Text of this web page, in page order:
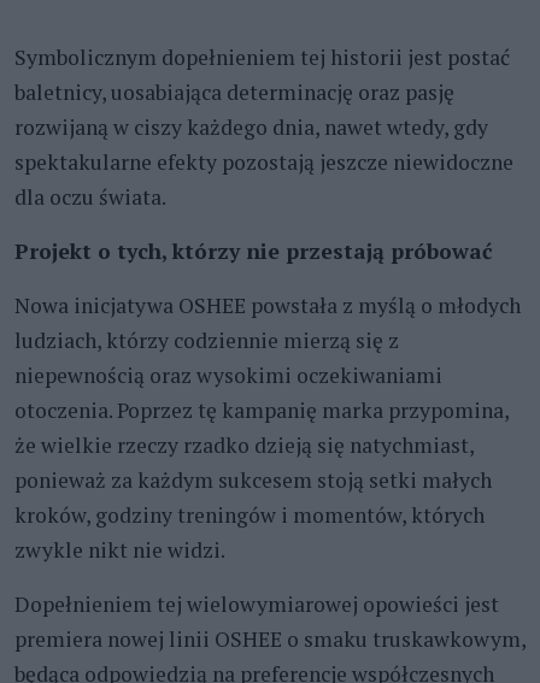
Symbolicznym dopełnieniem tej historii jest postać
baletnicy, uosabiająca determinację oraz pasję
rozwijaną w ciszy każdego dnia, nawet wtedy, gdy
spektakularne efekty pozostają jeszcze niewidoczne
dla oczu świata.
Projekt o tych, którzy nie przestają próbować
Nowa inicjatywa OSHEE powstała z myślą o młodych
ludziach, którzy codziennie mierzą się z
niepewnością oraz wysokimi oczekiwaniami
otoczenia. Poprzez tę kampanię marka przypomina,
że wielkie rzeczy rzadko dzieją się natychmiast,
ponieważ za każdym sukcesem stoją setki małych
kroków, godziny treningów i momentów, których
zwykle nikt nie widzi.
Dopełnieniem tej wielowymiarowej opowieści jest
premiera nowej linii OSHEE o smaku truskawkowym,
będąca odpowiedzią na preferencje współczesnych